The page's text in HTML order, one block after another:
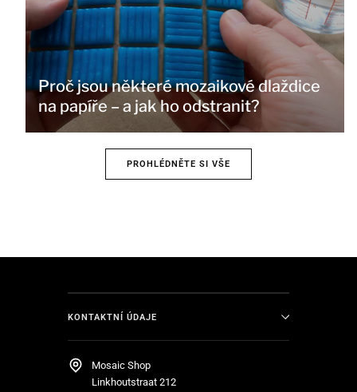
Proč jsou některé mozaikové dlaždice
na papíře – a jak ho odstranit?
PROHLÉDNĚTE SI VŠE
KONTAKTNÍ ÚDAJE
Mosaic Shop
Linkhoutstraat 212